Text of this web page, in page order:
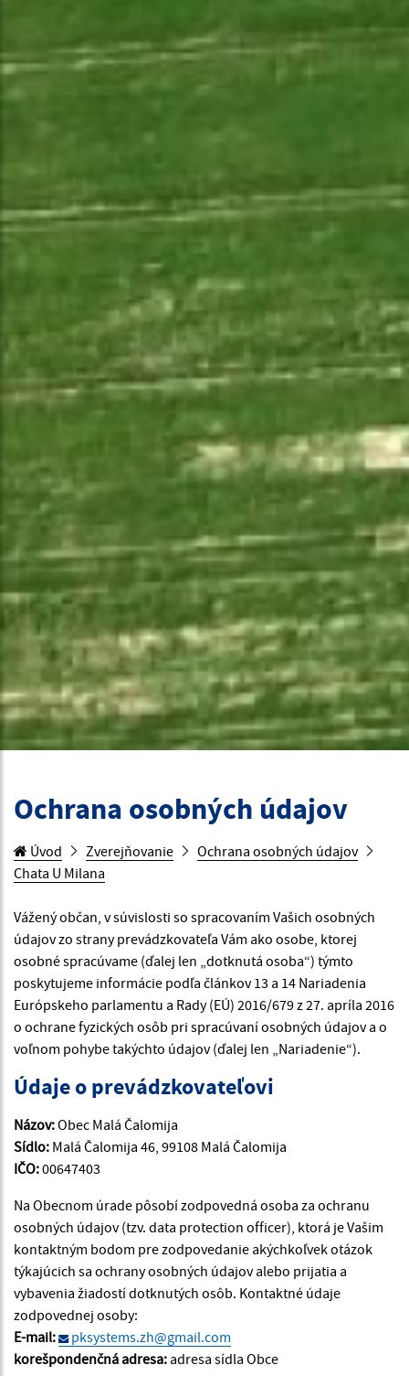
Ochrana osobných údajov
Úvod Zverejňovanie
Ochrana osobných údajov
Chata U Milana
Vážený občan, v súvislosti so spracovaním Vašich osobných
údajov zo strany prevádzkovateľa Vám ako osobe, ktorej
osobné spracúvame (ďalej len „dotknutá osoba“) týmto
poskytujeme informácie podľa článkov 13 a 14 Nariadenia
Európskeho parlamentu a Rady (EÚ) 2016/679 z 27. apríla 2016
o ochrane fyzických osôb pri spracúvaní osobných údajov a o
voľnom pohybe takýchto údajov (ďalej len „Nariadenie“).
Údaje o prevádzkovateľovi
Názov:Obec Malá Čalomija
Sídlo: Malá Čalomija 46, 99108 Malá Čalomija
IČO:00647403
Na Obecnom úrade pôsobí zodpovedná osoba za ochranu
osobných údajov (tzv. data protection officer), ktorá je Vašim
kontaktným bodom pre zodpovedanie akýchkoľvek otázok
týkajúcich sa ochrany osobných údajov alebo prijatia a
vybavenia žiadostí dotknutých osôb. Kontaktné údaje
zodpovednej osoby:
E-mail:
pksystems.zh@gmail.com
korešpondenčná adresa: adresa sídla Obce